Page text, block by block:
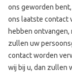
ons geworden
ons laatste contact
hebben ontvangen,
zullen uw
contact worden
wij bij u, dan zullen